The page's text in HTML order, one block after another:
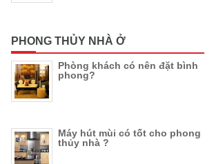
PHONG THỦY NHÀ Ở
Phòng khách có nên đặt bình
phong?
Máy hút mùi có tốt cho phong
thủy nhà ?